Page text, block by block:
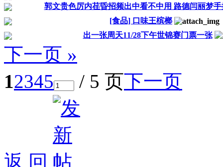
郭文贵色厉内荏昏招频出中看不中用 路德闫丽梦手
[食品] 口味王槟榔
出一张周天11/28下午世锦赛门票一张
下一页 »
12345 / 5 页下一页
返 回